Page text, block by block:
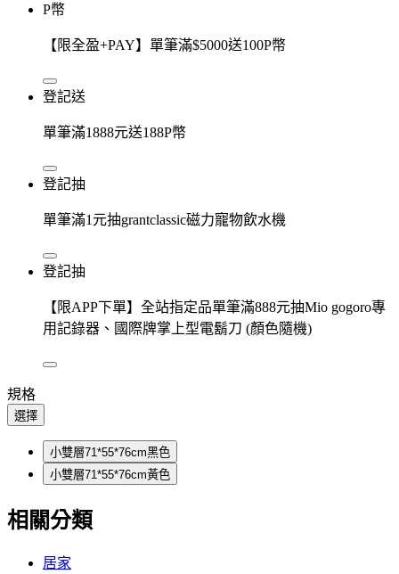
P幣
【限全盈+PAY】單筆滿$5000送100P幣
登記送
單筆滿1888元送188P幣
登記抽
單筆滿1元抽grantclassic磁力寵物飲水機
登記抽
【限APP下單】全站指定品單筆滿888元抽Mio gogoro專
用記錄器、國際牌掌上型電鬍刀 (顏色隨機)
規格
選擇
小雙層71*55*76cm黑色
小雙層71*55*76cm黃色
相關分類
居家